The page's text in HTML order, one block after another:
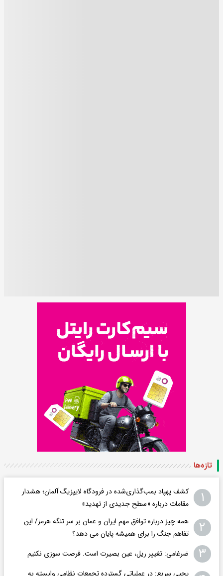
تازه‌ها
۱
کشف پهپاد بمب‌گذاری‌شده در فرودگاه لایپزیگ آلمان؛ هشدار
مقامات درباره «سطح جدیدی از تهدید»
۲
همه چیز درباره توافق مهم ایران و عمان بر سر تنگه هرمز/ این
تفاهم جنگ را برای همیشه پایان می دهد؟
۳ ضرغامی: تغییر ریل، عین بصیرت است. فرصت سوزی نکنیم
یحیی سریع: در عملیاتی گسترده تجمعات نظامی وابسته به